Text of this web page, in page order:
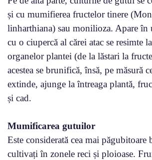
și cu mumifierea fructelor tinere
linharthiana) sau monilioza. Apare în
cu o ciupercă al cărei atac se resimte
organelor plantei (de la lăstari la
acestea se brunifică, însă, pe măsură
extinde, ajunge la întreaga plantă,
și cad.
Mumificarea gutuilor
Este considerată cea mai păgubitoare
cultivați în zonele reci și ploioase.